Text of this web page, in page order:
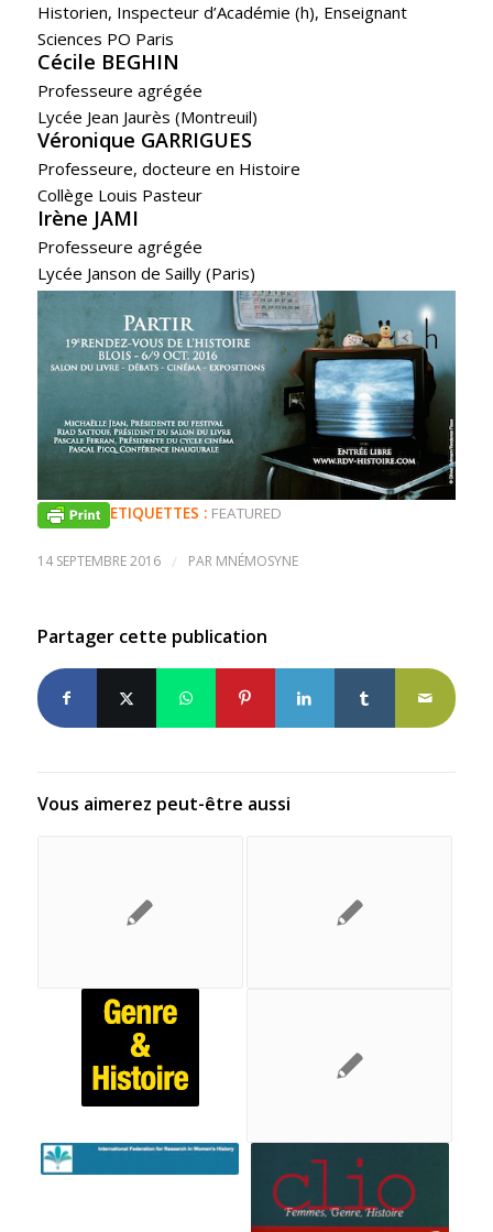
Historien, Inspecteur d’Académie (h), Enseignant
Sciences PO Paris
Cécile BEGHIN
Professeure agrégée
Lycée Jean Jaurès (Montreuil)
Véronique GARRIGUES
Professeure, docteure en Histoire
Collège Louis Pasteur
Irène JAMI
Professeure agrégée
Lycée Janson de Sailly (Paris)
14 SEPTEMBRE 2016 / PAR MNÉMOSYNE
ETIQUETTES : FEATURED
Partager cette publication
Vous aimerez peut-être aussi